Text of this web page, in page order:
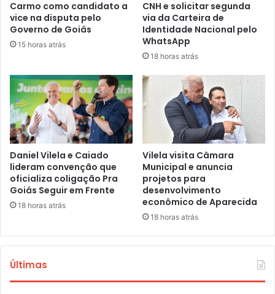
Carmo como candidato a
vice na disputa pelo
Governo de Goiás
15 horas atrás
CNH e solicitar segunda
via da Carteira de
Identidade Nacional pelo
WhatsApp
18 horas atrás
Daniel Vilela e Caiado
lideram convenção que
oficializa coligação Pra
Goiás Seguir em Frente
18 horas atrás
Vilela visita Câmara
Municipal e anuncia
projetos para
desenvolvimento
econômico de Aparecida
18 horas atrás
Últimas